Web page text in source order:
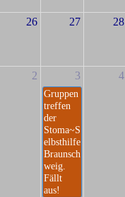
26 27 28
2 3
Gruppen
treffen
der
Stoma~S
elbsthilfe
Braunsch
weig.
Fällt
aus!
4